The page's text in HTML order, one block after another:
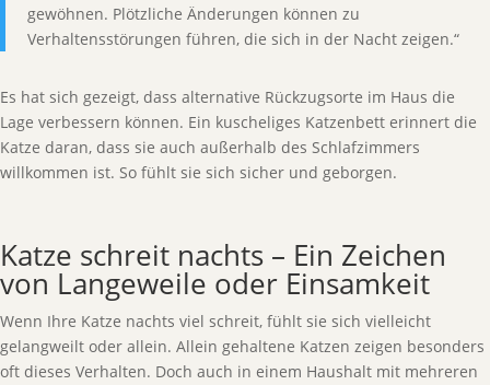
gewöhnen. Plötzliche Änderungen können zu
Verhaltensstörungen führen, die sich in der Nacht zeigen.“
Es hat sich gezeigt, dass alternative Rückzugsorte im Haus die
Lage verbessern können. Ein kuscheliges Katzenbett erinnert die
Katze daran, dass sie auch außerhalb des Schlafzimmers
willkommen ist. So fühlt sie sich sicher und geborgen.
Katze schreit nachts – Ein Zeichen
von Langeweile oder Einsamkeit
Wenn Ihre Katze nachts viel schreit, fühlt sie sich vielleicht
gelangweilt oder allein. Allein gehaltene Katzen zeigen besonders
oft dieses Verhalten. Doch auch in einem Haushalt mit mehreren